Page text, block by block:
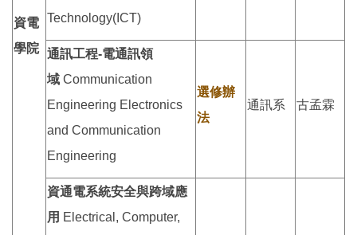
資電
學院
Technology(ICT)
通訊工程-電通訊領
域 Communication
Engineering Electronics
and Communication
Engineering
選修辦
法
通訊系 古孟霖
資通電系統安全與跨域應
用 Electrical, Computer,